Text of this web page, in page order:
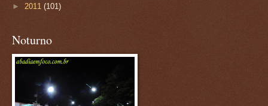
► 2011 (101)
Noturno